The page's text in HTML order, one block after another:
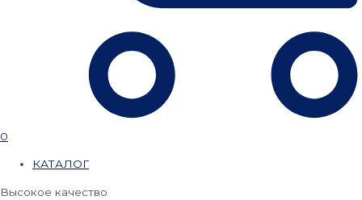
0
КАТАЛОГ
Высокое качество